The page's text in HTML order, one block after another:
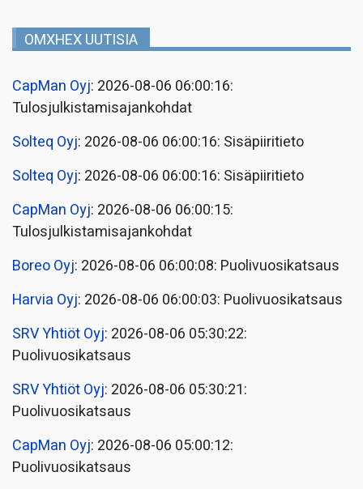
OMXHEX UUTISIA
CapMan Oyj: 2026-08-06 06:00:16:
Tulosjulkistamisajankohdat
Solteq Oyj: 2026-08-06 06:00:16: Sisäpiiritieto
Solteq Oyj: 2026-08-06 06:00:16: Sisäpiiritieto
CapMan Oyj: 2026-08-06 06:00:15:
Tulosjulkistamisajankohdat
Boreo Oyj: 2026-08-06 06:00:08: Puolivuosikatsaus
Harvia Oyj: 2026-08-06 06:00:03: Puolivuosikatsaus
SRV Yhtiöt Oyj: 2026-08-06 05:30:22:
Puolivuosikatsaus
SRV Yhtiöt Oyj: 2026-08-06 05:30:21:
Puolivuosikatsaus
CapMan Oyj: 2026-08-06 05:00:12:
Puolivuosikatsaus